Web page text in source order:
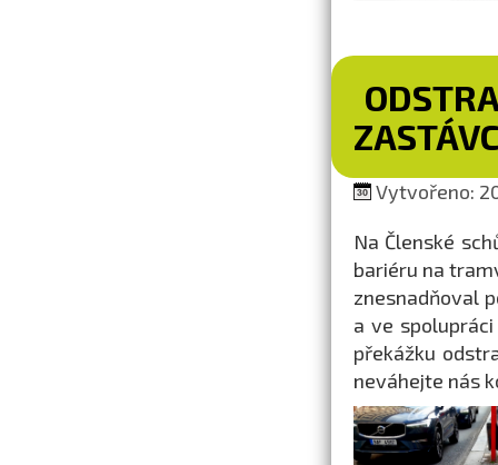
Vytvořeno:
Na Členské
bariéru na
znesnadňoval
a ve
překážku
neváhejte nás